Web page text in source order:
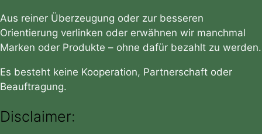
Aus reiner Überzeugung oder zur besseren
Orientierung verlinken oder erwähnen wir manchmal
Marken oder Produkte – ohne dafür bezahlt zu werden.
Es besteht keine Kooperation, Partnerschaft oder
Beauftragung.
Disclaimer: